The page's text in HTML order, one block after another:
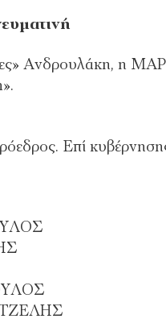
Ανδρουλάκη, η
Επί